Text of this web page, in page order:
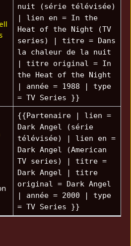
nuit (série télévisée)
| lien en = In the
Heat of the Night (TV
series) | titre = Dans
la chaleur de la nuit
| titre original = In
the Heat of the Night
| année = 1988 | type
= TV Series }}
{{Partenaire | lien =
Dark Angel (série
télévisée) | lien en =
Dark Angel (American
TV series) | titre =
Dark Angel | titre
original = Dark Angel
| année = 2000 | type
= TV Series }}